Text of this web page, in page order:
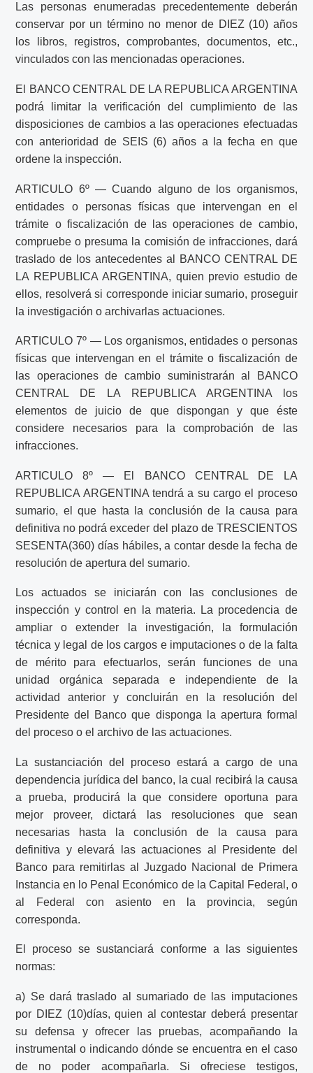
Las personas enumeradas precedentemente deberán
conservar por un término no menor de DIEZ (10) años
los libros, registros, comprobantes, documentos, etc.,
vinculados con las mencionadas operaciones.
El BANCO CENTRAL DE LA REPUBLICA ARGENTINA
podrá limitar la verificación del cumplimiento de las
disposiciones de cambios a las operaciones efectuadas
con anterioridad de SEIS (6) años a la fecha en que
ordene la inspección.
ARTICULO 6º — Cuando alguno de los organismos,
entidades o personas físicas que intervengan en el
trámite o fiscalización de las operaciones de cambio,
compruebe o presuma la comisión de infracciones, dará
traslado de los antecedentes al BANCO CENTRAL DE
LA REPUBLICA ARGENTINA, quien previo estudio de
ellos, resolverá si corresponde iniciar sumario, proseguir
la investigación o archivarlas actuaciones.
ARTICULO 7º — Los organismos, entidades o personas
físicas que intervengan en el trámite o fiscalización de
las operaciones de cambio suministrarán al BANCO
CENTRAL DE LA REPUBLICA ARGENTINA los
elementos de juicio de que dispongan y que éste
considere necesarios para la comprobación de las
infracciones.
ARTICULO 8º — El BANCO CENTRAL DE LA
REPUBLICA ARGENTINA tendrá a su cargo el proceso
sumario, el que hasta la conclusión de la causa para
definitiva no podrá exceder del plazo de TRESCIENTOS
SESENTA(360) días hábiles, a contar desde la fecha de
resolución de apertura del sumario.
Los actuados se iniciarán con las conclusiones de
inspección y control en la materia. La procedencia de
ampliar o extender la investigación, la formulación
técnica y legal de los cargos e imputaciones o de la falta
de mérito para efectuarlos, serán funciones de una
unidad orgánica separada e independiente de la
actividad anterior y concluirán en la resolución del
Presidente del Banco que disponga la apertura formal
del proceso o el archivo de las actuaciones.
La sustanciación del proceso estará a cargo de una
dependencia jurídica del banco, la cual recibirá la causa
a prueba, producirá la que considere oportuna para
mejor proveer, dictará las resoluciones que sean
necesarias hasta la conclusión de la causa para
definitiva y elevará las actuaciones al Presidente del
Banco para remitirlas al Juzgado Nacional de Primera
Instancia en lo Penal Económico de la Capital Federal, o
al Federal con asiento en la provincia, según
corresponda.
El proceso se sustanciará conforme a las siguientes
normas:
a) Se dará traslado al sumariado de las imputaciones
por DIEZ (10)días, quien al contestar deberá presentar
su defensa y ofrecer las pruebas, acompañando la
instrumental o indicando dónde se encuentra en el caso
de no poder acompañarla. Si ofreciese testigos,